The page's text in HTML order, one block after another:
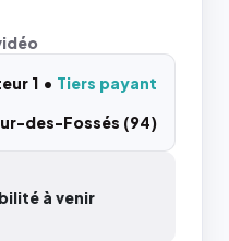
1
Tiers payant
des-Fossés (94)
à venir